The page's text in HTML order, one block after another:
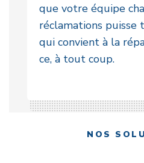
que votre équipe
réclamations puisse
qui convient à la
ce, à tout coup.
NOS